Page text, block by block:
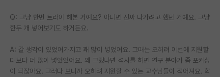
Q: 그냥 한번 트라이 해본 거예요? 아니면 진짜 나가려고 했던 거예요. 그냥
한두 개 넣어보기도 하거든요.
A: 갈 생각이 있었어가지고 꽤 많이 넣었어요. 그때는 오히려 이번에 지원할
때보다 더 많이 넣었었어요. 왜 그랬냐면 석사를 하면 연구 분야가 좀 포커싱
이 되잖아요. 그러다 보니까 오히려 지원할 수 있는 교수님들이 적어져요. 학